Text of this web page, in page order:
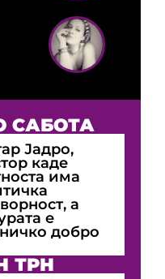
САБОТА
Јадро,
каде
има
а
е
добро
ТРН